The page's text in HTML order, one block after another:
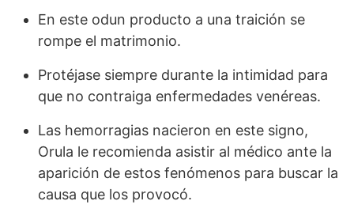
En este odun producto a una traición se
rompe el matrimonio.
Protéjase siempre durante la intimidad para
que no contraiga enfermedades venéreas.
Las hemorragias nacieron en este signo,
Orula le recomienda asistir al médico ante la
aparición de estos fenómenos para buscar la
causa que los provocó.